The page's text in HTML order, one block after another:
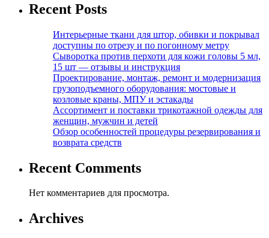
Recent Posts
Интерьерные ткани для штор, обивки и покрывал
доступны по отрезу и по погонному метру
Сыворотка против перхоти для кожи головы 5 мл,
15 шт — отзывы и инструкция
Проектирование, монтаж, ремонт и модернизация
грузоподъемного оборудования: мостовые и
козловые краны, МПУ и эстакады
Ассортимент и поставки трикотажной одежды для
женщин, мужчин и детей
Обзор особенностей процедуры резервирования и
возврата средств
Recent Comments
Нет комментариев для просмотра.
Archives